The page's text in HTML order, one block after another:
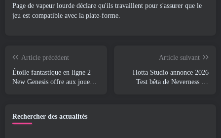
Page de vapeur lourde déclare qu'ils travaillent pour s'assurer que le
jeu est compatible avec la plate-forme.
Article précédent
Étoile fantastique en ligne 2
New Genesis offre aux joueurs
Article suivant
Hotta Studio annonce 2026
Test bêta de Neverness To
Rechercher des actualités